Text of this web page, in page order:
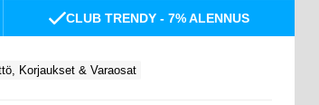
CLUB TRENDY - 7% ALENNUS
Korjaukset & Varaosat